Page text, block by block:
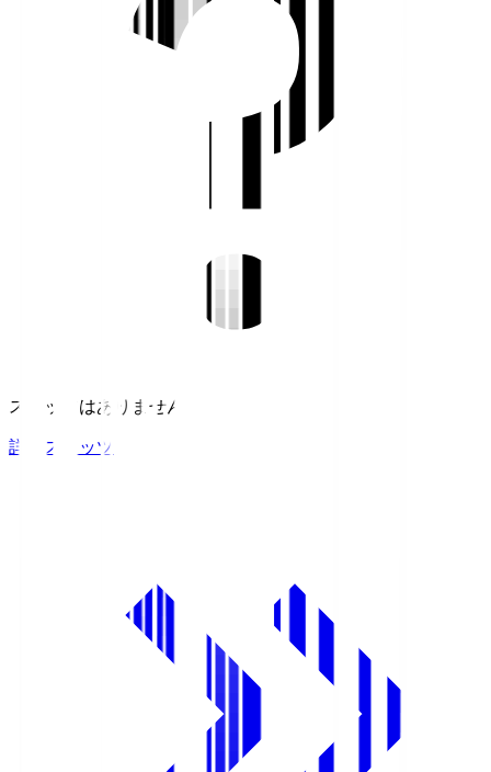
スタッツはありません。
詳細スタッツ